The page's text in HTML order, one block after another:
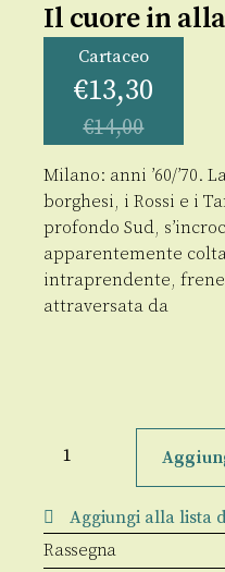
Il cuore in
Cartaceo
€13,30
€14,00
Milano: anni ’60/’70.
borghesi, i Rossi e i
profondo Sud,
apparentemente
intraprendente,
attraversata da
cuore
quantità
Aggiungi alla lista
Rassegna